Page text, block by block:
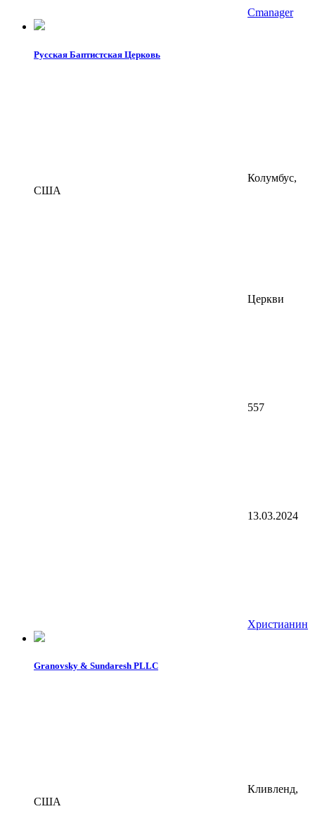
Cmanager
Русская Баптистская Церковь
Колумбус,
США
Церкви
557
13.03.2024
Христианин
Granovsky & Sundaresh PLLC
Кливленд,
США